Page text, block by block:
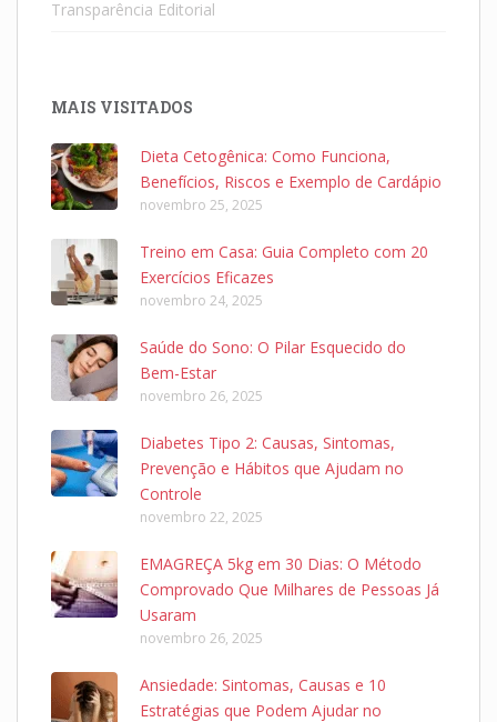
Transparência Editorial
MAIS VISITADOS
Dieta Cetogênica: Como Funciona,
Benefícios, Riscos e Exemplo de Cardápio
novembro 25, 2025
Treino em Casa: Guia Completo com 20
Exercícios Eficazes
novembro 24, 2025
Saúde do Sono: O Pilar Esquecido do
Bem-Estar
novembro 26, 2025
Diabetes Tipo 2: Causas, Sintomas,
Prevenção e Hábitos que Ajudam no
Controle
novembro 22, 2025
EMAGREÇA 5kg em 30 Dias: O Método
Comprovado Que Milhares de Pessoas Já
Usaram
novembro 26, 2025
Ansiedade: Sintomas, Causas e 10
Estratégias que Podem Ajudar no